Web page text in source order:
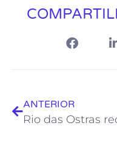
ANTERIOR